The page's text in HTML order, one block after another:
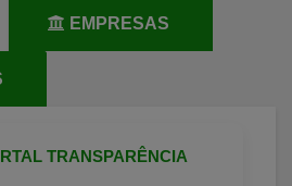
EMPRESAS
TRANSPARÊNCIA